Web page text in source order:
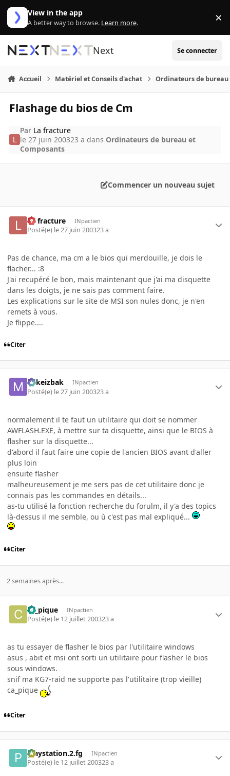
Aller au contenu
View in the app
A better way to browse. Learn more. ×
Next Se connecter
Accueil Matériel et Conseils d'achat Ordinateurs de bureau
Flashage du bios de Cm
Par La fracture
le 27 juin 200323 a dans Ordinateurs de bureau et
Composants
Commencer un nouveau sujet
La fracture INpactien
Posté(e) le 27 juin 200323 a
Pas de chance, ma cm a le bios qui merdouille, je dois le
flacher... :8
J'ai recupéré le bon, mais maintenant que j'ai ma disquette
dans les doigts, je ne sais pas comment faire.
Les explications sur le site de MSI son nules donc, je n'en
remets à vous.
Je flippe....
Citer
Mikeizbak INpactien
Posté(e) le 27 juin 200323 a
normalement il te faut un utilitaire qui doit se nommer
AWFLASH.EXE, à mettre sur ta disquette, ainsi que le BIOS à
flasher sur la disquette...
d'abord il faut faire une copie de l'ancien BIOS avant d'aller
plus loin
ensuite flasher
malheureusement je me sers pas de cet utilitaire donc je
connais pas les commandes en détails...
as-tu utilisé la fonction recherche du forulm, il y'a des topics
là-dessus il me semble, ou ù c'est pas mal expliqué...
Citer
2 semaines après...
ca_pique INpactien
Posté(e) le 12 juillet 200323 a
as tu essayer de flasher le bios par l'utilitaire windows
asus , abit et msi ont sorti un utilitaire pour flasher le bios
sous windows.
snif ma KG7-raid ne supporte pas l'utilitaire (trop vieille)
ca_pique
Citer
playstation.2.fg INpactien
Posté(e) le 12 juillet 200323 a